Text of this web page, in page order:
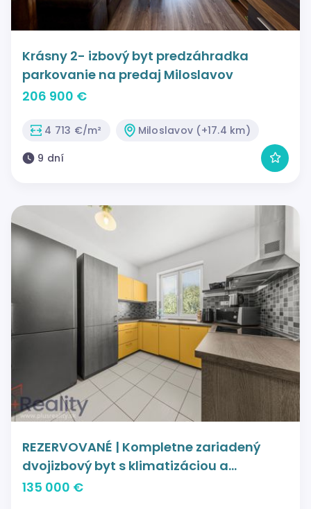
Krásny 2- izbový byt predzáhradka
parkovanie na predaj Miloslavov
206 900 €
4 713 €/m²
Miloslavov (+17.4 km)
9 dní
REZERVOVANÉ | Kompletne zariadený
dvojizbový byt s klimatizáciou a
parkovaním v centre mesta Dunajská
135 000 €